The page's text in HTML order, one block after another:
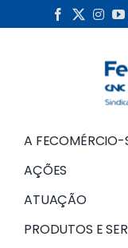
to
A FECOMÉRCIO-
AÇÕES
ATUAÇÃO
PRODUTOS E